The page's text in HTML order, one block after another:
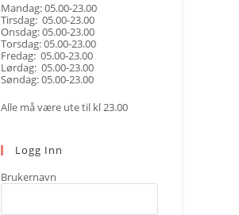
Mandag: 05.00-23.00
Tirsdag: 05.00-23.00
Onsdag: 05.00-23.00
Torsdag: 05.00-23.00
Fredag: 05.00-23.00
Lørdag: 05.00-23.00
Søndag: 05.00-23.00
Alle må være ute til kl 23.00
Logg Inn
Brukernavn